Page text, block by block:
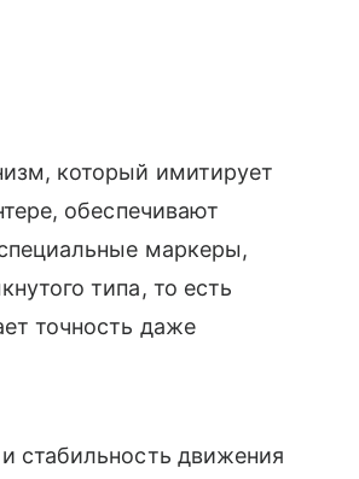
который имитирует
обеспечивают
маркеры,
типа, то есть
точность даже
стабильность движения